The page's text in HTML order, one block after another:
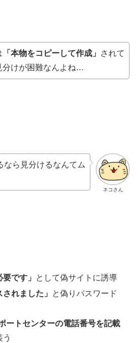
「本物をコピーして作成」
されて
分けが困難なんよね…
ネコさん
なら見分けるなんてム
です」
として偽サイトに誘導
されました」
と偽りパスワード
ートセンターの電話番号を記載
う